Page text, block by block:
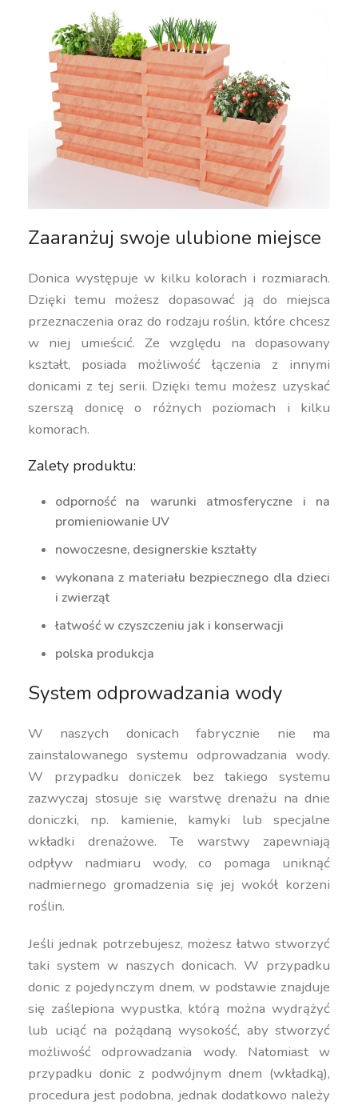
Zaaranżuj swoje ulubione miejsce
Donica występuje w kilku kolorach i rozmiarach.
Dzięki temu możesz dopasować ją do miejsca
przeznaczenia oraz do rodzaju roślin, które chcesz
w niej umieścić. Ze względu na dopasowany
kształt, posiada możliwość łączenia z innymi
donicami z tej serii. Dzięki temu możesz uzyskać
szerszą donicę o różnych poziomach i kilku
komorach.
Zalety produktu:
odporność na warunki atmosferyczne i na
promieniowanie UV
nowoczesne, designerskie kształty
wykonana z materiału bezpiecznego dla dzieci
i zwierząt
łatwość w czyszczeniu jak i konserwacji
polska produkcja
System odprowadzania wody
W naszych donicach fabrycznie nie ma
zainstalowanego systemu odprowadzania wody.
W przypadku doniczek bez takiego systemu
zazwyczaj stosuje się warstwę drenażu na dnie
doniczki, np. kamienie, kamyki lub specjalne
wkładki drenażowe. Te warstwy zapewniają
odpływ nadmiaru wody, co pomaga uniknąć
nadmiernego gromadzenia się jej wokół korzeni
roślin.
Jeśli jednak potrzebujesz, możesz łatwo stworzyć
taki system w naszych donicach. W przypadku
donic z pojedynczym dnem, w podstawie znajduje
się zaślepiona wypustka, którą można wydrążyć
lub uciąć na pożądaną wysokość, aby stworzyć
możliwość odprowadzania wody. Natomiast w
przypadku donic z podwójnym dnem (wkładką),
procedura jest podobna, jednak dodatkowo należy